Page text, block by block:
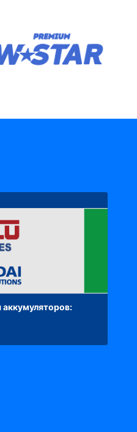
аккумуляторов: